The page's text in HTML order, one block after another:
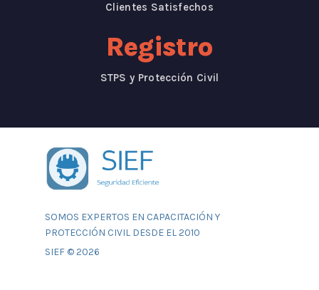
Clientes Satisfechos
Registro
STPS y Protección Civil
SOMOS EXPERTOS EN CAPACITACIÓN Y
PROTECCIÓN CIVIL DESDE EL 2010
SIEF © 2026